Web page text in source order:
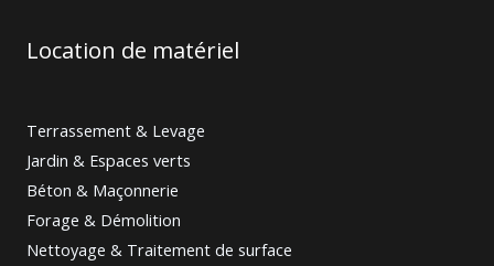
Location de matériel
Terrassement & Levage
Jardin & Espaces verts
Béton & Maçonnerie
Forage & Démolition
Nettoyage & Traitement de surface